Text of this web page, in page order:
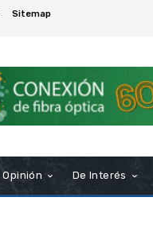
Sitemap
Opinión De Interés